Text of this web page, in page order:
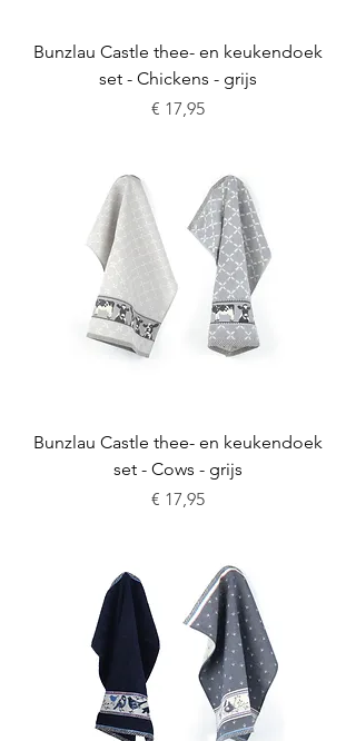
Bunzlau Castle thee- en keukendoek
set - Chickens - grijs
Prijs
€ 17,95
Bunzlau Castle thee- en keukendoek
set - Cows - grijs
Prijs
€ 17,95